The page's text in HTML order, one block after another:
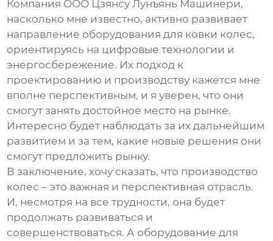
Компания ООО Цзянсу Лунъянь Машинери,
насколько мне известно, активно развивает
направление оборудования для ковки колес,
ориентируясь на цифровые технологии и
энергосбережение. Их подход к
проектированию и производству кажется мне
вполне перспективным, и я уверен, что они
смогут занять достойное место на рынке.
Интересно будет наблюдать за их дальнейшим
развитием и за тем, какие новые решения они
смогут предложить рынку.
В заключение, хочу сказать, что производство
колес – это важная и перспективная отрасль.
И, несмотря на все трудности, она будет
продолжать развиваться и
совершенствоваться. А оборудование для